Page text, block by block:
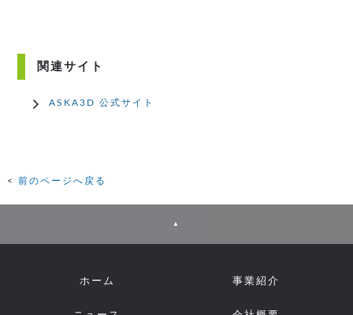
関連サイト
ASKA3D 公式サイト
前のページへ戻る
▲
ホーム 事業紹介